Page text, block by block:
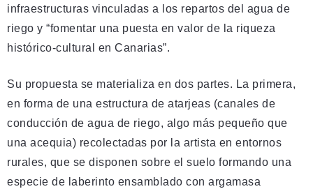
infraestructuras vinculadas a los repartos del agua de
riego y “fomentar una puesta en valor de la riqueza
histórico-cultural en Canarias”.
Su propuesta se materializa en dos partes. La primera,
en forma de una estructura de atarjeas (canales de
conducción de agua de riego, algo más pequeño que
una acequia) recolectadas por la artista en entornos
rurales, que se disponen sobre el suelo formando una
especie de laberinto ensamblado con argamasa